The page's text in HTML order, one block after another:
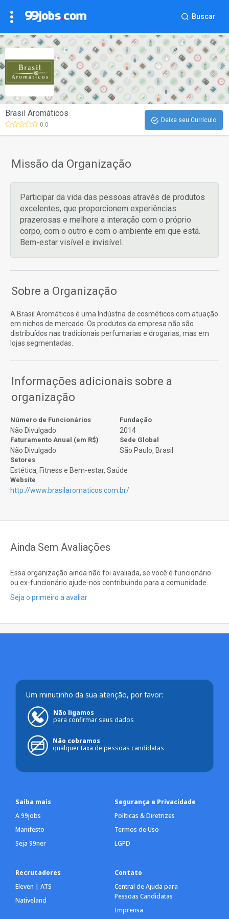
Buscar
Brasil Aromáticos
0.0
Deixe seu Currículo
Missão da Organização
Participar da vida das pessoas através de produtos
excelentes, que proporcionem experiências
prazerosas e melhore a interação com o próprio
corpo, com o outro e com o ambiente em que está.
Bem-estar visível e invisível.
Sobre a Organização
A Brasil Aromáticos é uma Indústria de cosméticos com atuação
em nichos de mercado. Os produtos da empresa não são
distribuídos nas tradicionais perfumarias e drogarias, mas em
lojas segmentadas.
Informações adicionais sobre a
organização
Número de Funcionários
Não Divulgado
Fundação
2014
Faturamento Anual (em R$)
Não Divulgado
Sede Global
São Paulo, Brasil
Setores
Estética, Fitness e Bem-estar, Saúde
Website
http://www.brasilaromaticos.com.br/
Ainda Sem Avaliações
Essa organização ainda não foi avaliada, se você é funcionário
ou ex-funcionário ajude-nos contribuindo para a comunidade.
Seja o primeiro a avaliar
Saiba mais
A 99jobs
Manifesto
Seja 99ner
Segurança e Privacidade
Políticas & Diretrizes
Termos de Uso
LGPD
Recrutadores
Eleven | ATS
Nativeland
Contato
Central de Ajuda para
Pessoas Candidatas
Imprensa
Um minutinho da sua atenção, por favor:
Não ligamos
para confirmar seus dados
Não cobramos
qualquer taxa de pessoas candidatas